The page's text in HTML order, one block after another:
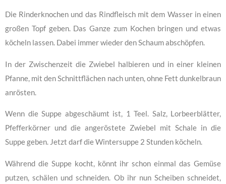
Die Rinderknochen und das Rindfleisch mit dem Wasser in einen
großen Topf geben. Das Ganze zum Kochen bringen und etwas
köcheln lassen. Dabei immer wieder den Schaum abschöpfen.
In der Zwischenzeit die Zwiebel halbieren und in einer kleinen
Pfanne, mit den Schnittflächen nach unten, ohne Fett dunkelbraun
anrösten.
Wenn die Suppe abgeschäumt ist, 1 Teel. Salz, Lorbeerblätter,
Pfefferkörner und die angeröstete Zwiebel mit Schale in die
Suppe geben. Jetzt darf die Wintersuppe 2 Stunden köcheln.
Während die Suppe kocht, könnt ihr schon einmal das Gemüse
putzen, schälen und schneiden. Ob ihr nun Scheiben schneidet,